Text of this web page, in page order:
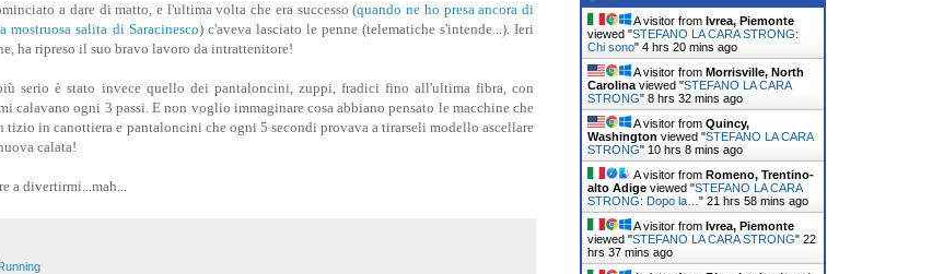
a dare di matto, e l'ultima volta che era successo (quando ne ho presa ancora di
salita di Saracinesco) c'aveva lasciato le penne (telematiche s'intende...). Ieri
ha ripreso il suo bravo lavoro da intrattenitore!
serio è stato invece quello dei pantaloncini, zuppi, fradici fino all'ultima fibra, con
calavano ogni 3 passi. E non voglio immaginare cosa abbiano pensato le macchine che
in canottiera e pantaloncini che ogni 5 secondi provava a tirarseli modello ascellare
calata!
a divertirmi...mah...
A visitor from Ivrea, Piemonte
viewed "STEFANO LA CARA STRONG:
Chi sono" 4 hrs 20 mins ago
A visitor from Morrisville, North
Carolina viewed "STEFANO LA CARA
STRONG" 8 hrs 32 mins ago
A visitor from Quincy,
Washington viewed "STEFANO LA CARA
STRONG" 10 hrs 8 mins ago
A visitor from Romeno, Trentino-
alto Adige viewed "STEFANO LA CARA
STRONG: Dopo la… " 21 hrs 58 mins ago
A visitor from Ivrea, Piemonte
viewed "STEFANO LA CARA STRONG" 22
hrs 37 mins ago